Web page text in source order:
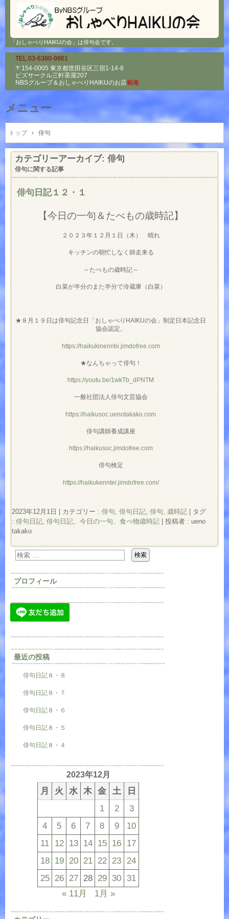
「おしゃべりHAIKUの会」は俳句会です。
TEL.03-6380-9861
〒154-0005 東京都世田谷区三宿1-14-8
ビズサークル三軒茶屋207
NBSグループ＆ おしゃべりHAIKUのお店鶫庵
メニュー
コ
ン
テ
ン
へ
トップ › 俳句
カテゴリーアーカイブ: 俳句
俳句に関する記事
俳句日記１２・１
【今日の一句＆たべもの歳時記】
２０２３年１２月１日（木） 晴れ
キッチンの朝忙しなく師走来る
～たべもの歳時記～
白菜が半分のまた半分で冷蔵庫（白菜）
★８月１９日は俳句記念日「おしゃべりHAIKUの会」制定日本記念日
協会認定。
https://haikukinennbi.jimdofree.com
★なんちゃって俳句！
https://youtu.be/1wkTb_dPNTM
一般社団法人俳句文芸協会
https://haikusoc.uenotakako.com
俳句講師養成講座
https://haikusoc.jimdofree.com
俳句検定
https://haikukenntei.jimdofree.com/
2023年12月1日 | カテゴリー : 俳句 俳句日記 俳句, 歳時記 | タグ
: 俳句日記 俳句日記、今日の一句、食べ物歳時記 | 投稿者 : ueno
takako
プロフィール
最近の投稿
俳句日記８・８
俳句日記８・７
俳句日記８・６
俳句日記８・５
俳句日記８・４
2023年12月
月 火 水 木 金 土
日
1
2
3
4
5 6 7 8 9
10
11 12 13 14 15 16 17
18 19 20 21 22 23 24
25 26 27 28 29 30 31
« 11月
1月 »